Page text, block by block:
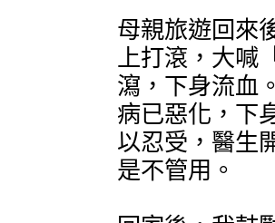
母親旅遊回來
上打滾，大喊
瀉，下身流血
病已惡化，下
以忍受，醫生
是不管用。